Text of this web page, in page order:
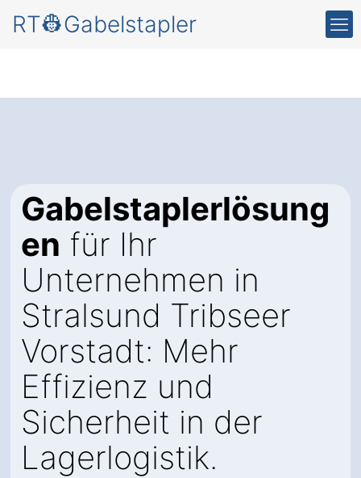
RT👷Gabelstapler
Gabelstaplerlösung
en für Ihr
Unternehmen in
Stralsund Tribseer
Vorstadt: Mehr
Effizienz und
Sicherheit in der
Lagerlogistik.